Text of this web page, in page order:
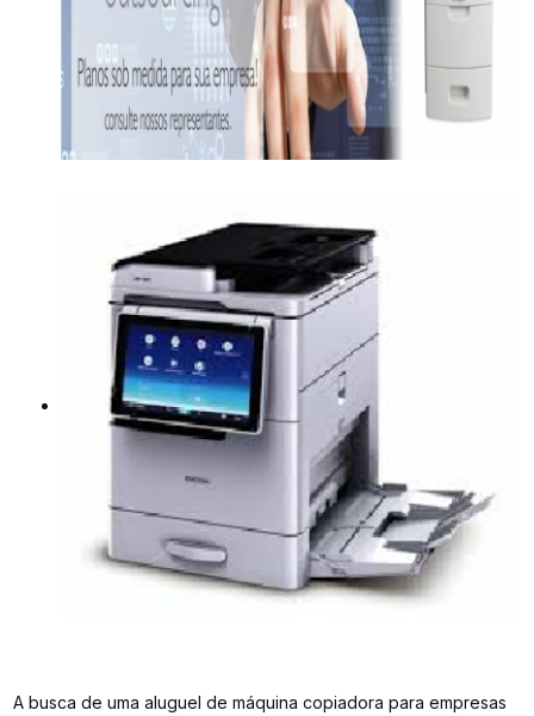
A busca de uma aluguel de máquina copiadora para empresas